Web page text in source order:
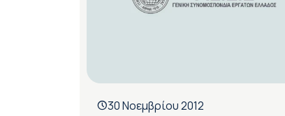
30 Νοεμβρίου 2012